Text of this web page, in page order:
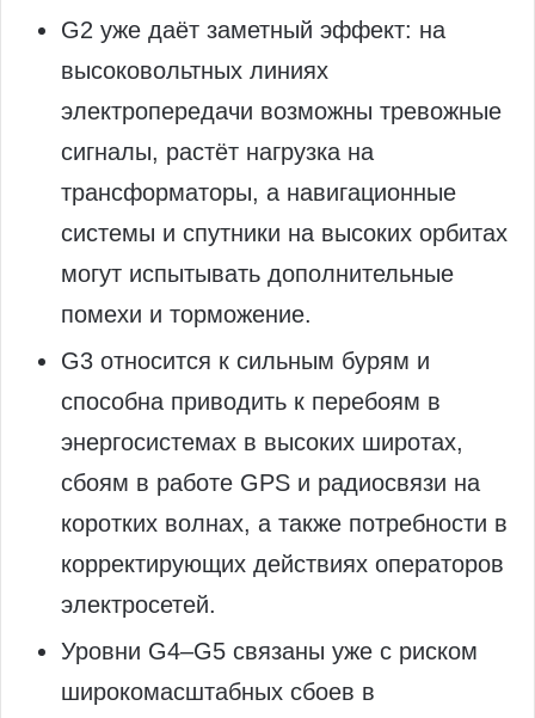
G2 уже даёт заметный эффект: на
высоковольтных линиях
электропередачи возможны тревожные
сигналы, растёт нагрузка на
трансформаторы, а навигационные
системы и спутники на высоких орбитах
могут испытывать дополнительные
помехи и торможение.
G3 относится к сильным бурям и
способна приводить к перебоям в
энергосистемах в высоких широтах,
сбоям в работе GPS и радиосвязи на
коротких волнах, а также потребности в
корректирующих действиях операторов
электросетей.
Уровни G4–G5 связаны уже с риском
широкомасштабных сбоев в